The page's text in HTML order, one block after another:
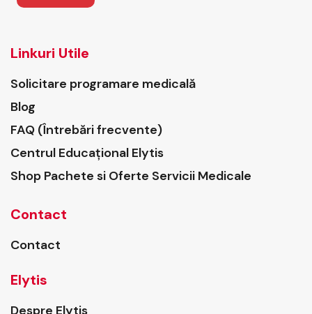
Linkuri Utile
Solicitare programare medicală
Blog
FAQ (Întrebări frecvente)
Centrul Educațional Elytis
Shop Pachete si Oferte Servicii Medicale
Contact
Contact
Elytis
Despre Elytis